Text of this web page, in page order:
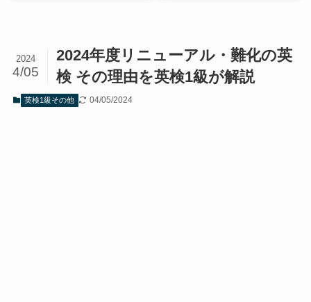
2024年度リニューアル・難化の英
検 その理由を英検1級が解説
2024
4/05
英検1級その他 04/05/2024